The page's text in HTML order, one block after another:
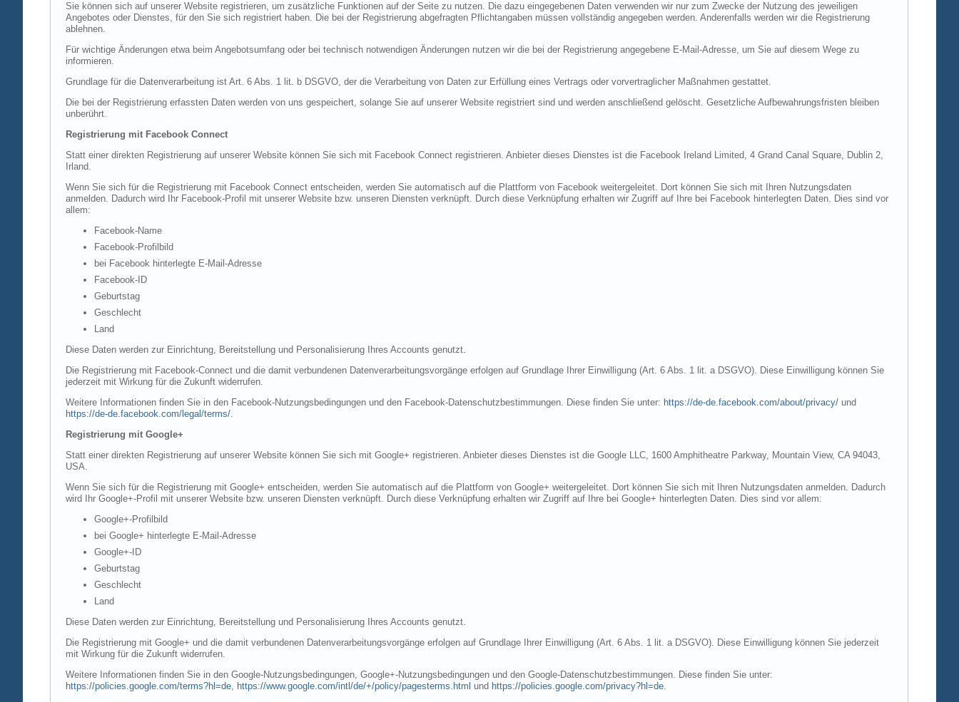
Sie können sich auf unserer Website registrieren, um zusätzliche Funktionen auf der Seite zu nutzen. Die dazu eingegebenen Daten verwenden wir nur zum Zwecke der Nutzung des jeweiligen
Angebotes oder Dienstes, für den Sie sich registriert haben. Die bei der Registrierung abgefragten Pflichtangaben müssen vollständig angegeben werden. Anderenfalls werden wir die Registrierung
ablehnen.
Für wichtige Änderungen etwa beim Angebotsumfang oder bei technisch notwendigen Änderungen nutzen wir die bei der Registrierung angegebene E-Mail-Adresse, um Sie auf diesem Wege zu
informieren.
Grundlage für die Datenverarbeitung ist Art. 6 Abs. 1 lit. b DSGVO, der die Verarbeitung von Daten zur Erfüllung eines Vertrags oder vorvertraglicher Maßnahmen gestattet.
Die bei der Registrierung erfassten Daten werden von uns gespeichert, solange Sie auf unserer Website registriert sind und werden anschließend gelöscht. Gesetzliche Aufbewahrungsfristen bleiben
unberührt.
Registrierung mit Facebook Connect
Statt einer direkten Registrierung auf unserer Website können Sie sich mit Facebook Connect registrieren. Anbieter dieses Dienstes ist die Facebook Ireland Limited, 4 Grand Canal Square, Dublin 2,
Irland.
Wenn Sie sich für die Registrierung mit Facebook Connect entscheiden, werden Sie automatisch auf die Plattform von Facebook weitergeleitet. Dort können Sie sich mit Ihren Nutzungsdaten
anmelden. Dadurch wird Ihr Facebook-Profil mit unserer Website bzw. unseren Diensten verknüpft. Durch diese Verknüpfung erhalten wir Zugriff auf Ihre bei Facebook hinterlegten Daten. Dies sind vor
allem:
Facebook-Name
Facebook-Profilbild
bei Facebook hinterlegte E-Mail-Adresse
Facebook-ID
Geburtstag
Geschlecht
Land
Diese Daten werden zur Einrichtung, Bereitstellung und Personalisierung Ihres Accounts genutzt.
Die Registrierung mit Facebook-Connect und die damit verbundenen Datenverarbeitungsvorgänge erfolgen auf Grundlage Ihrer Einwilligung (Art. 6 Abs. 1 lit. a DSGVO). Diese Einwilligung können Sie
jederzeit mit Wirkung für die Zukunft widerrufen.
Weitere Informationen finden Sie in den Facebook-Nutzungsbedingungen und den Facebook-Datenschutzbestimmungen. Diese finden Sie unter: https://de-de.facebook.com/about/privacy/ und
https://de-de.facebook.com/legal/terms/.
Registrierung mit Google+
Statt einer direkten Registrierung auf unserer Website können Sie sich mit Google+ registrieren. Anbieter dieses Dienstes ist die Google LLC, 1600 Amphitheatre Parkway, Mountain View, CA 94043,
USA.
Wenn Sie sich für die Registrierung mit Google+ entscheiden, werden Sie automatisch auf die Plattform von Google+ weitergeleitet. Dort können Sie sich mit Ihren Nutzungsdaten anmelden. Dadurch
wird Ihr Google+-Profil mit unserer Website bzw. unseren Diensten verknüpft. Durch diese Verknüpfung erhalten wir Zugriff auf Ihre bei Google+ hinterlegten Daten. Dies sind vor allem:
Google+-Profilbild
bei Google+ hinterlegte E-Mail-Adresse
Google+-ID
Geburtstag
Geschlecht
Land
Diese Daten werden zur Einrichtung, Bereitstellung und Personalisierung Ihres Accounts genutzt.
Die Registrierung mit Google+ und die damit verbundenen Datenverarbeitungsvorgänge erfolgen auf Grundlage Ihrer Einwilligung (Art. 6 Abs. 1 lit. a DSGVO). Diese Einwilligung können Sie jederzeit
mit Wirkung für die Zukunft widerrufen.
Weitere Informationen finden Sie in den Google-Nutzungsbedingungen, Google+-Nutzungsbedingungen und den Google-Datenschutzbestimmungen. Diese finden Sie unter:
https://policies.google.com/terms?hl=de, https://www.google.com/intl/de/+/policy/pagesterms.html und https://policies.google.com/privacy?hl=de.